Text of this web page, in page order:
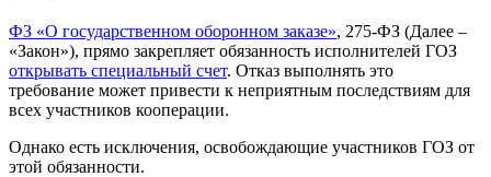
ФЗ «О государственном оборонном заказе», 275-ФЗ (Далее –
«Закон»), прямо закрепляет обязанность исполнителей ГОЗ
открывать специальный счет. Отказ выполнять это
требование может привести к неприятным последствиям для
всех участников кооперации.
Однако есть исключения, освобождающие участников ГОЗ от
этой обязанности.